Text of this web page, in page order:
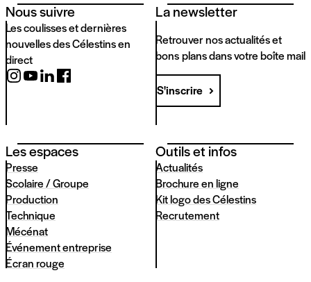
Nous suivre
Les coulisses et dernières
nouvelles des Célestins en
direct
La newsletter
Retrouver nos actualités et
bons plans dans votre boîte mail
S'inscrire
Les espaces
Presse
Scolaire / Groupe
Production
Technique
Mécénat
Événement entreprise
Écran rouge
Outils et infos
Actualités
Brochure en ligne
Kit logo des Célestins
Recrutement